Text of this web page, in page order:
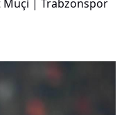
Muçi | Trabzonspor